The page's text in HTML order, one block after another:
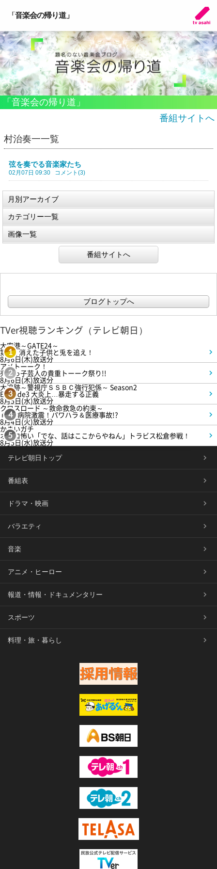
「音楽会の帰り道」
「音楽会の帰り道」
番組サイトへ
村治奏一一覧
弦を奏でる音楽家たち
02月07日 09:30 コメント(3)
月別アーカイブ
カテゴリー一覧
画像一覧
番組サイトへ
ブログトップへ
TVer視聴ランキング（テレビ朝日）
1
大空港～GATE24～
第3話 消えた子供と兎を追え！
8月6日(木)放送分
2
アメトーーク！
売れっ子芸人の貴重トーーク祭り!!
8月6日(木)放送分
3
大追跡～警視庁ＳＳＢＣ強行犯係～ Season2
Episode3 大炎上…暴走する正義
8月5日(水)放送分
4
クロスロード ～救命救急の約束～
＃5 病院激震！パワハラ＆医療事故!?
8月4日(火)放送分
5
かまいガチ
オモロ怖い「でな、話はここからやねん」トラビス松倉参戦！
8月5日(水)放送分
テレビ朝日トップ
番組表
ドラマ・映画
バラエティ
音楽
アニメ・ヒーロー
報道・情報・ドキュメンタリー
スポーツ
料理・旅・暮らし